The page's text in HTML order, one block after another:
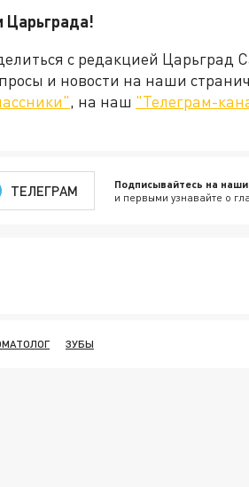
Царьграда!
с редакцией Царьград
и новости на наши
, на наш "Телеграм-
ТЕЛЕГРАМ Подписывайтесь на
и первыми узнавайте о
ЗУБЫ